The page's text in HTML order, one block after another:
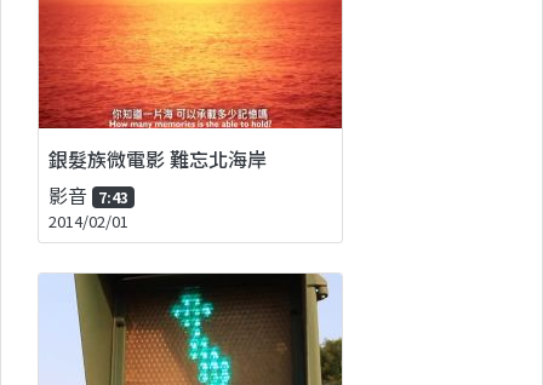
銀髮族微電影 難忘北海岸
影音 7:43
2014/02/01